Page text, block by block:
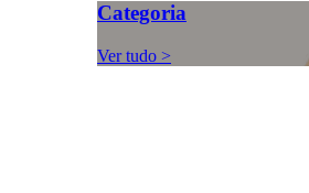
Categoria
Ver tudo >